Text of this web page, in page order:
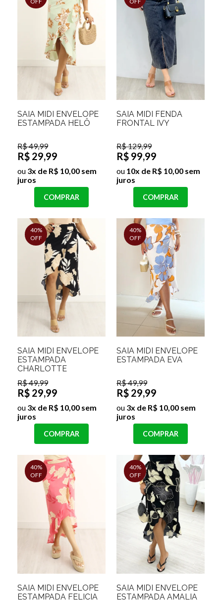
SAIA MIDI ENVELOPE
ESTAMPADA HELÔ
R$ 49,99
R$ 29,99
ou 3x de R$ 10,00 sem
juros
COMPRAR
SAIA MIDI FENDA
FRONTAL IVY
R$ 129,99
R$ 99,99
ou 10x de R$ 10,00 sem
juros
COMPRAR
40%
OFF
SAIA MIDI ENVELOPE
ESTAMPADA
CHARLOTTE
R$ 49,99
R$ 29,99
ou 3x de R$ 10,00 sem
juros
COMPRAR
40%
OFF
SAIA MIDI ENVELOPE
ESTAMPADA EVA
R$ 49,99
R$ 29,99
ou 3x de R$ 10,00 sem
juros
COMPRAR
40%
OFF
SAIA MIDI ENVELOPE
ESTAMPADA FELICIA
40%
OFF
SAIA MIDI ENVELOPE
ESTAMPADA AMALIA